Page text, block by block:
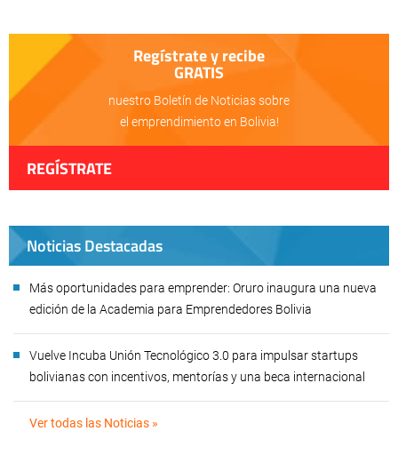
Regístrate y recibe
GRATIS
nuestro Boletín de Noticias sobre
el emprendimiento en Bolivia!
REGÍSTRATE
Noticias Destacadas
Más oportunidades para emprender: Oruro inaugura una nueva
edición de la Academia para Emprendedores Bolivia
Vuelve Incuba Unión Tecnológico 3.0 para impulsar startups
bolivianas con incentivos, mentorías y una beca internacional
Ver todas las Noticias »